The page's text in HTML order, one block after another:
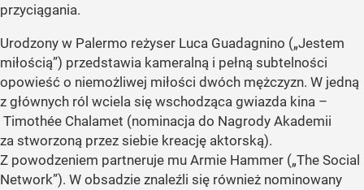
przyciągania.
Urodzony w Palermo reżyser Luca Guadagnino („Jestem
miłością”) przedstawia kameralną i pełną subtelności
opowieść o niemożliwej miłości dwóch mężczyzn. W jedną
z głównych ról wciela się wschodząca gwiazda kina –
Timothée Chalamet (nominacja do Nagrody Akademii
za stworzoną przez siebie kreację aktorską).
Z powodzeniem partneruje mu Armie Hammer („The Social
Network”). W obsadzie znaleźli się również nominowany